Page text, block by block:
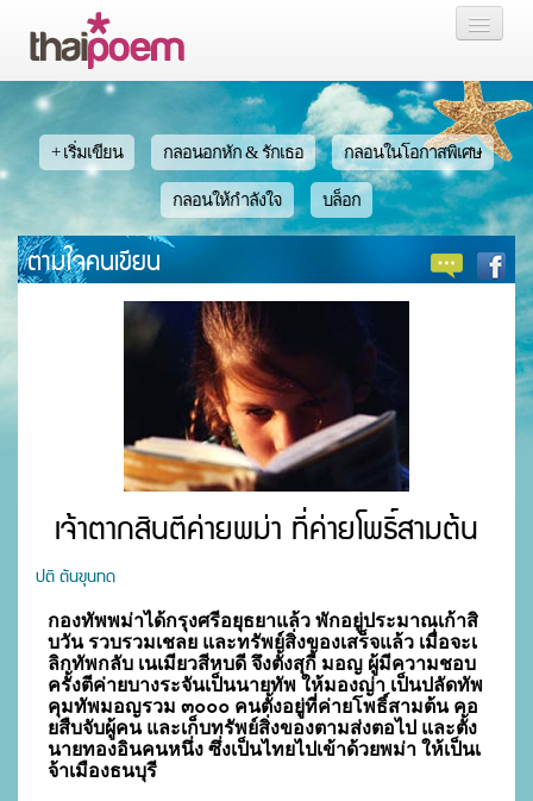
หน้าแรก
กลอน
เรื่องสั้น นิยาย
บล็อก
หน้าส่วนตัว
+ เริ่มเขียน กลอนอกหัก & รักเธอ กลอนในโอกาสพิเศษ
กลอนให้กำลังใจ บล็อก
ตามใจคนเขียน
เจ้าตากสินตีค่ายพม่า ที่ค่ายโพธิ์สามต้น
ปติ ตันขุนทด
กองทัพพม่าได้กรุงศรีอยุธยาแล้ว พักอยู่ประมาณเก้าสิ
บวัน รวบรวมเชลย และทรัพย์สิ่งของเสร็จแล้ว เมื่อจะเ
ลิกทัพกลับ เนเมียวสีหบดี จึงตั้งสุกี้ มอญ ผู้มีความชอบ
ครั้งตีค่ายบางระจันเป็นนายทัพ ให้มองญ่า เป็นปลัดทัพ
คุมทัพมอญรวม ๓๐๐๐ คนตั้งอยู่ที่ค่ายโพธิ์สามต้น คอ
ยสืบจับผู้คน และเก็บทรัพย์สิ่งของตามส่งตอไป และตั้ง
นายทองอินคนหนึ่ง ซึ่งเป็นไทยไปเข้าด้วยพม่า ให้เป็นเ
จ้าเมืองธนบุรี